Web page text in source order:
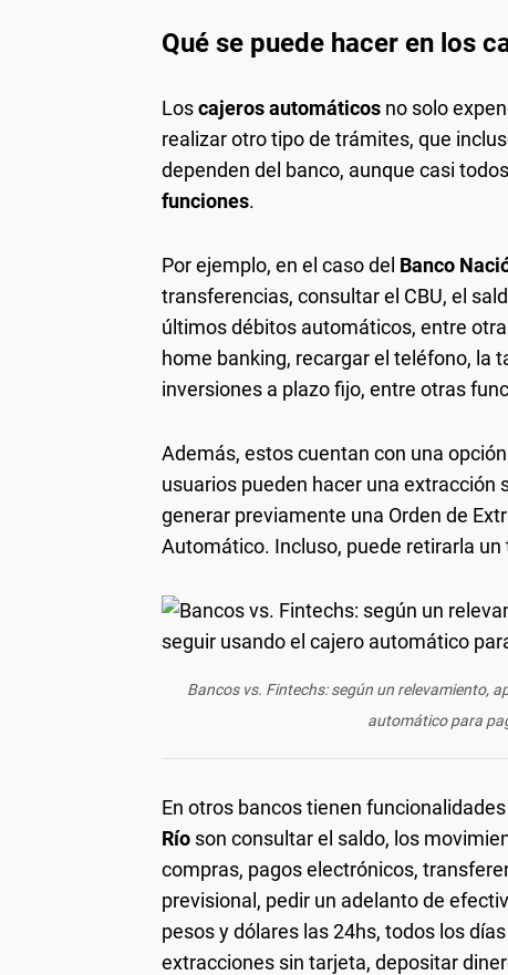
Qué se puede hacer en los
Loscajeros automáticos no solo
realizar otro tipo de trámites, que
dependen del banco, aunque casi
funciones.
Por ejemplo, en el caso del Banco
transferencias, consultar el CBU, el
últimos débitos automáticos, entre
home banking, recargar el teléfono, la
inversiones a plazo fijo, entre otras
Además, estos cuentan con una
usuarios pueden hacer una extracción
generar previamente una Orden de
Automático. Incluso, puede retirarla
Bancos vs. Fintechs: según un relevamiento,
automático para
En otros bancos tienen
Río son consultar el saldo, los
compras, pagos electrónicos,
previsional, pedir un adelanto de
pesos y dólares las 24hs, todos los
extracciones sin tarjeta, depositar